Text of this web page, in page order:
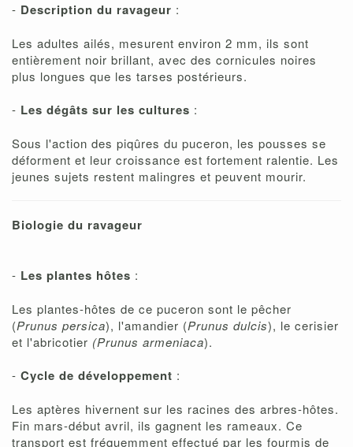
- Description du ravageur :
Les adultes ailés, mesurent environ 2 mm, ils sont
entièrement noir brillant, avec des cornicules noires
plus longues que les tarses postérieurs.
- Les dégâts sur les cultures :
Sous l'action des piqûres du puceron, les pousses se
déforment et leur croissance est fortement ralentie. Les
jeunes sujets restent malingres et peuvent mourir.
Biologie du ravageur
- Les plantes hôtes :
Les plantes-hôtes de ce puceron sont le pêcher
(Prunus persica), l'amandier (Prunus dulcis), le cerisier
et l'abricotier (Prunus armeniaca).
- Cycle de développement :
Les aptères hivernent sur les racines des arbres-hôtes.
Fin mars-début avril, ils gagnent les rameaux. Ce
transport est fréquemment effectué par les fourmis de